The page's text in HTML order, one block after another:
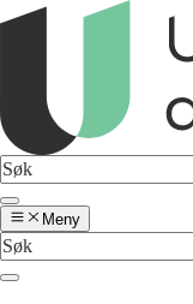
Meny